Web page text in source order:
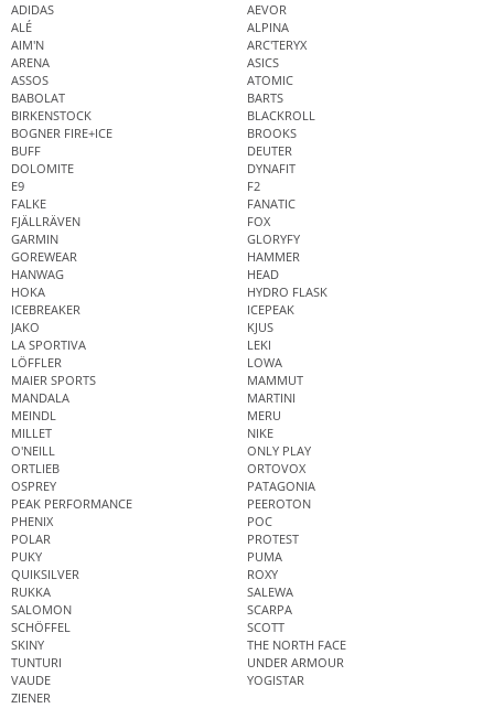
ADIDAS
AEVOR
ALÉ
ALPINA
AIM'N
ARC'TERYX
ARENA
ASICS
ASSOS
ATOMIC
BABOLAT
BARTS
BIRKENSTOCK
BLACKROLL
BOGNER FIRE+ICE
BROOKS
BUFF
DEUTER
DOLOMITE
DYNAFIT
E9
F2
FALKE
FANATIC
FJÄLLRÄVEN
FOX
GARMIN
GLORYFY
GOREWEAR
HAMMER
HANWAG
HEAD
HOKA
HYDRO FLASK
ICEBREAKER
ICEPEAK
JAKO
KJUS
LA SPORTIVA
LEKI
LÖFFLER
LOWA
MAIER SPORTS
MAMMUT
MANDALA
MARTINI
MEINDL
MERU
MILLET
NIKE
O'NEILL
ONLY PLAY
ORTLIEB
ORTOVOX
OSPREY
PATAGONIA
PEAK PERFORMANCE
PEEROTON
PHENIX
POC
POLAR
PROTEST
PUKY
PUMA
QUIKSILVER
ROXY
RUKKA
SALEWA
SALOMON
SCARPA
SCHÖFFEL
SCOTT
SKINY
THE NORTH FACE
TUNTURI
UNDER ARMOUR
VAUDE
YOGISTAR
ZIENER